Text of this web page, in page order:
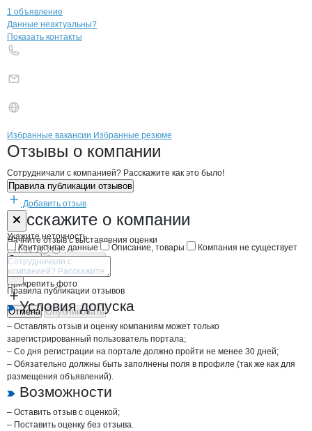
1 объявление
Контактыкомпании
+7(800)000-00-..
Данные неактуальны?
Показать контакты
Брендыкомпани ФЕНИКС
Вакансии вФЕНИКС
Избранные вакансии Избранные резюме
Новости oФЕНИКС, ИП
Отзывы о компании
Сотрудничали с компанией? Расскажите как это было!
Правила публикации отзывов
Добавить отзыв
Расскажите о компании
Начните отзыв с выставления оценки
Прикрепить фото
Отмена Опубликовать
Форма обратной связи о неточностях
Укажите неточность
Контактные данные
Описание, товары Компания не существует
Отмена Опубликовать
Правила публикации отзывов
Условия допуска
– Оставлять отзыв и оценку компаниям может только
зарегистрированный пользователь портала;
– Со дня регистрации на портале должно пройти не менее 30 дней;
– Обязательно должны быть заполнены поля в профиле (так же как для
размещения объявлений).
Возможности
– Оставить отзыв с оценкой;
– Поставить оценку без отзыва.